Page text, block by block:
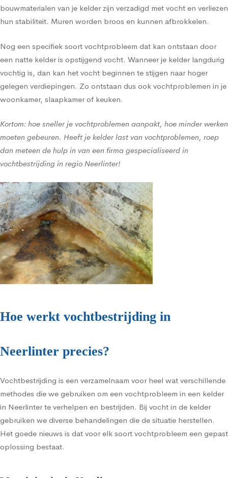
bouwmaterialen van je kelder zijn verzadigd met vocht en verliezen
hun stabiliteit. Muren worden broos en kunnen afbrokkelen.
Nog een specifiek soort vochtprobleem dat kan ontstaan door
een natte kelder is opstijgend vocht. Wanneer je kelder langdurig
vochtig is, dan kan het vocht beginnen te stijgen naar hoger
gelegen verdiepingen. Zo ontstaan dus ook vochtproblemen in je
woonkamer, slaapkamer of keuken.
Kortom: hoe sneller je vochtproblemen aanpakt, hoe minder werken
moeten gebeuren. Heeft je kelder last van vochtproblemen, roep
dan meteen de hulp in van een firma gespecialiseerd in
vochtbestrijding in regio Neerlinter!
Hoe werkt vochtbestrijding in
Neerlinter precies?
Vochtbestrijding is een verzamelnaam voor heel wat verschillende
methodes die we gebruiken om een vochtprobleem in een kelder
in Neerlinter te verhelpen en bestrijden. Bij vocht in de kelder
gebruiken we diverse behandelingen die de situatie herstellen.
Het goede nieuws is dat voor elk soort vochtprobleem een gepast
oplossing bestaat.